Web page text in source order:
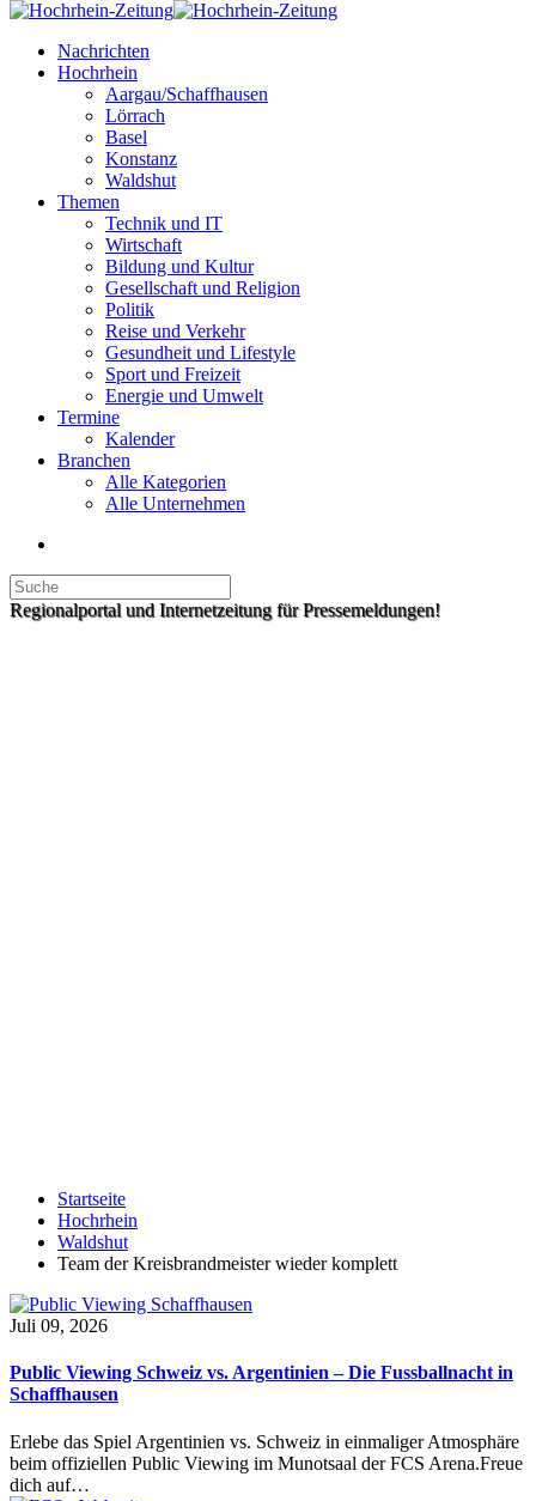
Nachrichten
Hochrhein
Aargau/Schaffhausen
Lörrach
Basel
Konstanz
Waldshut
Themen
Technik und IT
Wirtschaft
Bildung und Kultur
Gesellschaft und Religion
Politik
Reise und Verkehr
Gesundheit und Lifestyle
Sport und Freizeit
Energie und Umwelt
Termine
Kalender
Branchen
Alle Kategorien
Alle Unternehmen
Regionalportal und Internetzeitung für Pressemeldungen!
Startseite
Hochrhein
Waldshut
Team der Kreisbrandmeister wieder komplett
Juli 09, 2026
Public Viewing Schweiz vs. Argentinien – Die Fussballnacht in
Schaffhausen
Erlebe das Spiel Argentinien vs. Schweiz in einmaliger Atmosphäre
beim offiziellen Public Viewing im Munotsaal der FCS Arena.Freue
dich auf…